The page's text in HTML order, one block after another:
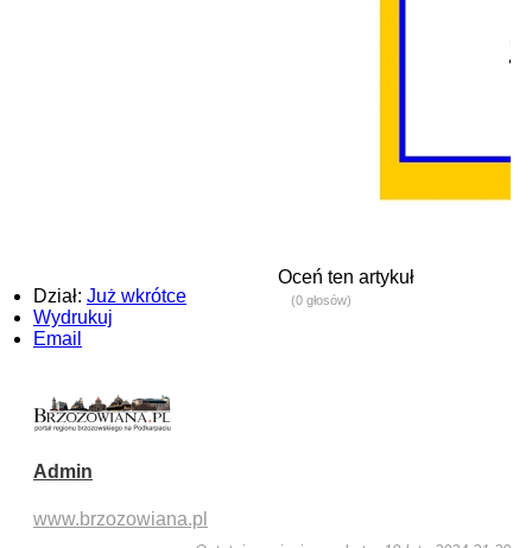
Dział: Już wkrótce
Wydrukuj
Email
Oceń ten artykuł
(0 głosów)
Admin
www.brzozowiana.pl